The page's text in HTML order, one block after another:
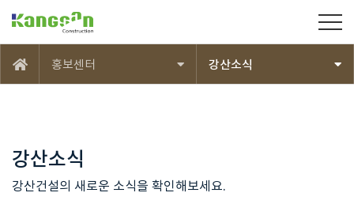
메인 홍보센터 강산소식
강산소식
강산건설의 새로운 소식을 확인해보세요.